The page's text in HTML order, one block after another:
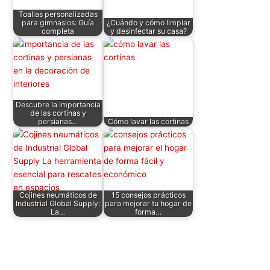
p
p
o
o
k
Toallas personalizadas
para gimnasios: Guía
completa
¿Cuándo y cómo limpiar
y desinfectar su casa?
Descubre la importancia
de las cortinas y
persianas…
Cómo lavar las cortinas
Cojines neumáticos de
Industrial Global Supply:
La…
15 consejos prácticos
para mejorar tu hogar de
forma…